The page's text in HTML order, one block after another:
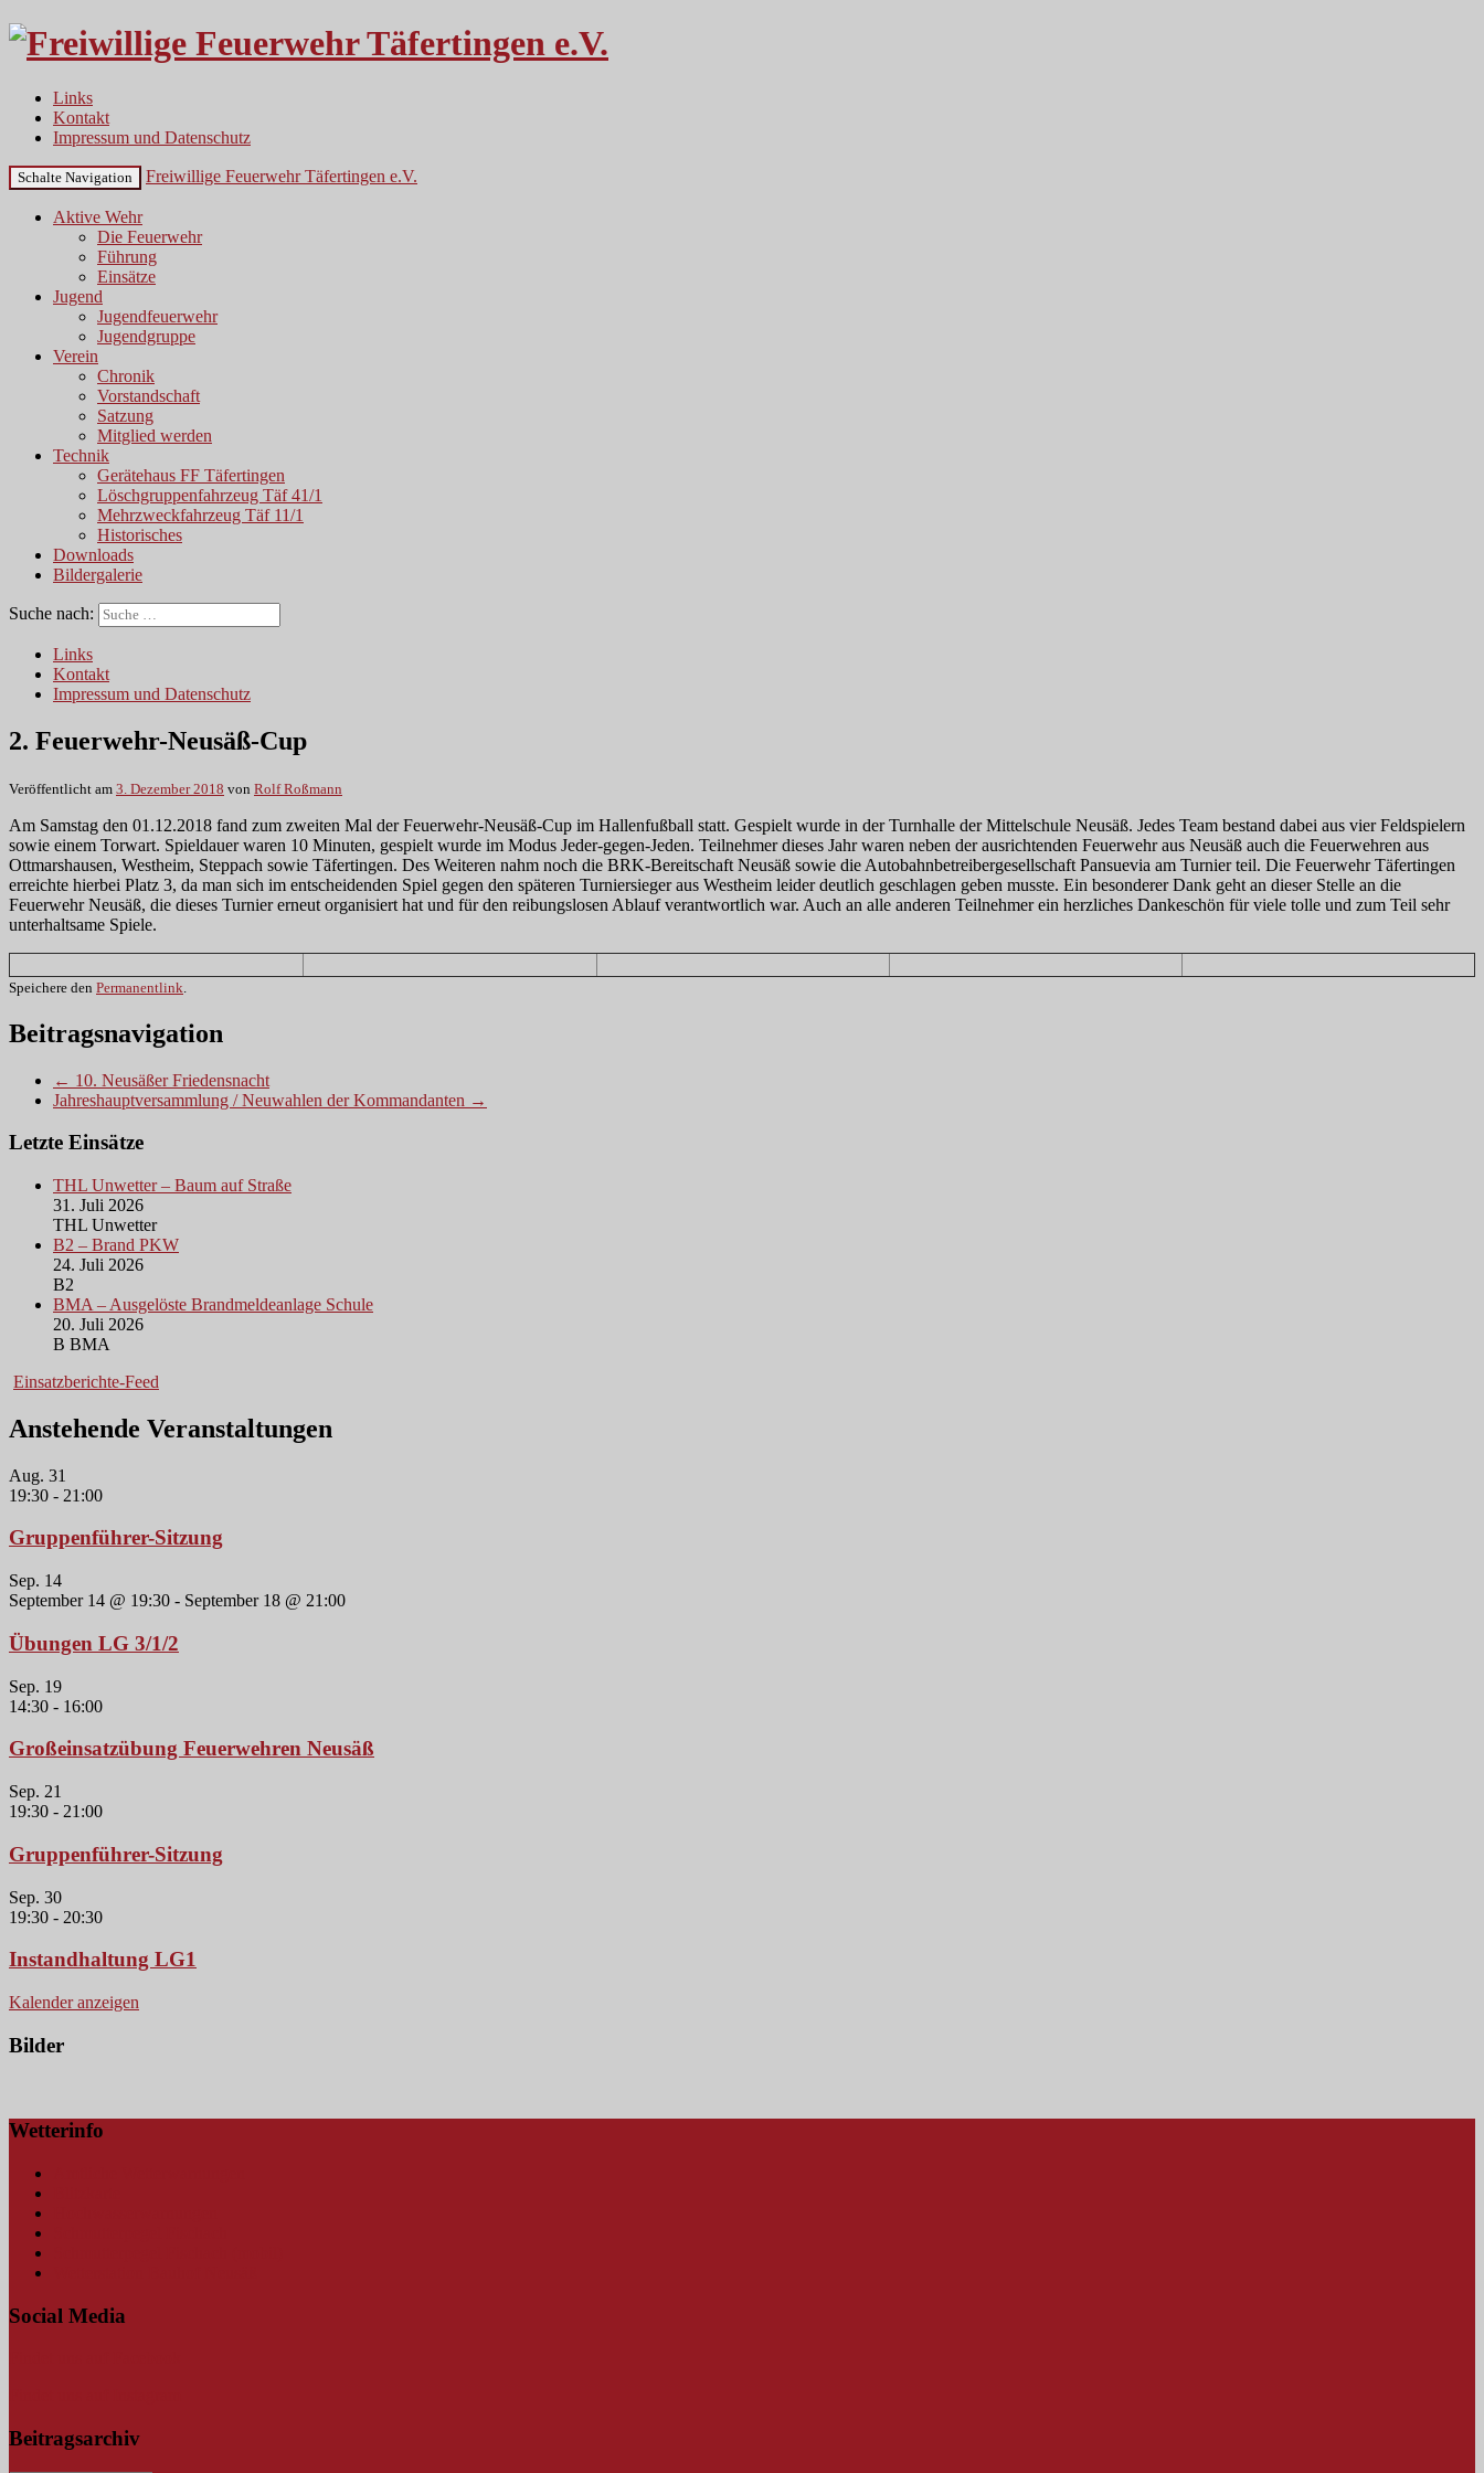
Links
Kontakt
Impressum und Datenschutz
Schalte Navigation Freiwillige Feuerwehr Täfertingen e.V.
Aktive Wehr
Die Feuerwehr
Führung
Einsätze
Jugend
Jugendfeuerwehr
Jugendgruppe
Verein
Chronik
Vorstandschaft
Satzung
Mitglied werden
Technik
Gerätehaus FF Täfertingen
Löschgruppenfahrzeug Täf 41/1
Mehrzweckfahrzeug Täf 11/1
Historisches
Downloads
Bildergalerie
Suche nach:
Links
Kontakt
Impressum und Datenschutz
2. Feuerwehr-Neusäß-Cup
Veröffentlicht am 3. Dezember 2018 von Rolf Roßmann
Am Samstag den 01.12.2018 fand zum zweiten Mal der Feuerwehr-Neusäß-Cup im Hallenfußball statt. Gespielt wurde in der Turnhalle der Mittelschule Neusäß. Jedes Team bestand dabei aus vier Feldspielern
sowie einem Torwart. Spieldauer waren 10 Minuten, gespielt wurde im Modus Jeder-gegen-Jeden. Teilnehmer dieses Jahr waren neben der ausrichtenden Feuerwehr aus Neusäß auch die Feuerwehren aus
Ottmarshausen, Westheim, Steppach sowie Täfertingen. Des Weiteren nahm noch die BRK-Bereitschaft Neusäß sowie die Autobahnbetreibergesellschaft Pansuevia am Turnier teil. Die Feuerwehr Täfertingen
erreichte hierbei Platz 3, da man sich im entscheidenden Spiel gegen den späteren Turniersieger aus Westheim leider deutlich geschlagen geben musste. Ein besonderer Dank geht an dieser Stelle an die
Feuerwehr Neusäß, die dieses Turnier erneut organisiert hat und für den reibungslosen Ablauf verantwortlich war. Auch an alle anderen Teilnehmer ein herzliches Dankeschön für viele tolle und zum Teil sehr
unterhaltsame Spiele.
Speichere den Permanentlink
Beitragsnavigation
← 10. Neusäßer Friedensnacht
Jahreshauptversammlung / Neuwahlen der Kommandanten →
Letzte Einsätze
THL Unwetter – Baum auf Straße
31. Juli 2026
THL Unwetter
B2 – Brand PKW
24. Juli 2026
B2
BMA – Ausgelöste Brandmeldeanlage Schule
20. Juli 2026
B BMA
Einsatzberichte-Feed
Anstehende Veranstaltungen
Aug. 31
19:30 - 21:00
Gruppenführer-Sitzung
Sep. 14
September 14 @ 19:30 - September 18 @ 21:00
Übungen LG 3/1/2
Sep. 19
14:30 - 16:00
Großeinsatzübung Feuerwehren Neusäß
Sep. 21
19:30 - 21:00
Gruppenführer-Sitzung
Sep. 30
19:30 - 20:30
Instandhaltung LG1
Kalender anzeigen
Bilder
Wetterinfo
Social Media
Beitragsarchiv